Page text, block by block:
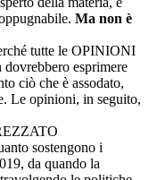
Ma non è
tutte le OPINIONI
esprimere
ciò che è assodato,
Le opinioni, in seguito,
sostengono i
da quando la